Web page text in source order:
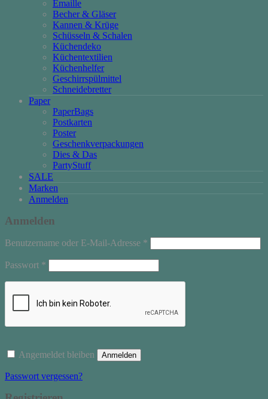
Emaille
Becher & Gläser
Kannen & Krüge
Schüsseln & Schalen
Küchendeko
Küchentextilien
Küchenhelfer
Geschirrspülmittel
Schneidebretter
Paper
PaperBags
Postkarten
Poster
Geschenkverpackungen
Dies & Das
PartyStuff
SALE
Marken
Anmelden
Anmelden
Benutzername oder E-Mail-Adresse *
Passwort *
Angemeldet bleiben Anmelden
Passwort vergessen?